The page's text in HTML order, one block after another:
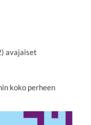
avajaiset
koko perheen